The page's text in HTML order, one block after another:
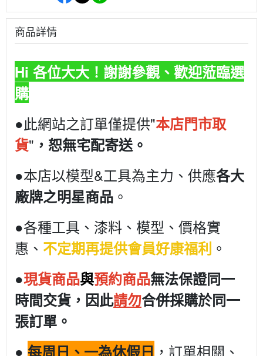
商品詳情
Hi 各位大大！謝謝參觀、歡迎蒞臨選
購
●此網站之訂單僅提供"本店門市取
貨" ，恕無宅配寄送。
●本店以模型&工具為主力、供應各大
廠牌之明星商品 。
●各種工具、漆料、模型、價格實
惠、 不定期再提供會員好康福利 。
●現貨商品與預約商品無法保證同一
時間交貨，因此請勿合併採購於同一
張訂單。
● 每周日、一為休假日 ，訂單相關、